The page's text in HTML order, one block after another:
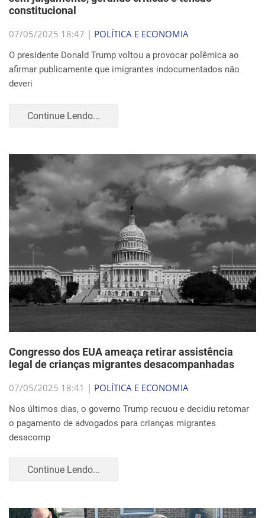
constitucional
07/05/2025 18:47 | POLÍTICA E ECONOMIA
O presidente Donald Trump voltou a provocar polêmica ao
afirmar publicamente que imigrantes indocumentados não
deveri
Continue Lendo...
Congresso dos EUA ameaça retirar assistência
legal de crianças migrantes desacompanhadas
07/05/2025 18:41 | POLÍTICA E ECONOMIA
Nos últimos dias, o governo Trump recuou e decidiu retomar
o pagamento de advogados para crianças migrantes
desacomp
Continue Lendo...